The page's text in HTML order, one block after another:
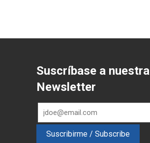
Suscríbase a nuestra
Newsletter